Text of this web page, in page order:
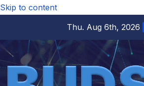
Skip to content
Thu. Aug 6th, 2026